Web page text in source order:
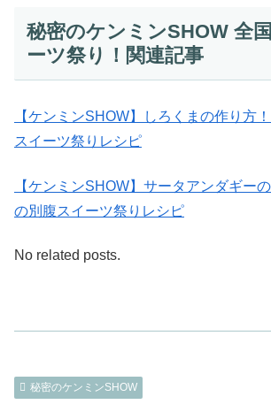
秘密のケンミンSHOW 全
ーツ祭り！関連記事
【ケンミンSHOW】しろくまの作り方
スイーツ祭りレシピ
【ケンミンSHOW】サータアンダギー
の別腹スイーツ祭りレシピ
No related posts.
秘密のケンミンSHOW